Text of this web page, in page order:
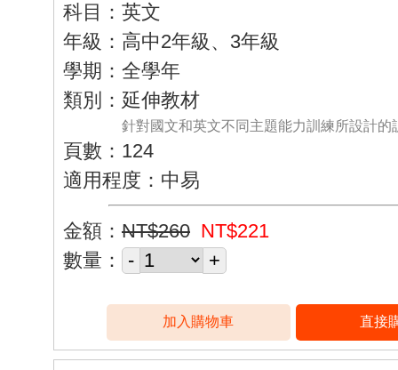
科目：英文
年級：高中2年級、3年級
學期：全學年
類別：延伸教材
針對國文和英文不同主題能力訓練所設計的
頁數：124
適用程度：中易
金額： NT$260 NT$221
數量：